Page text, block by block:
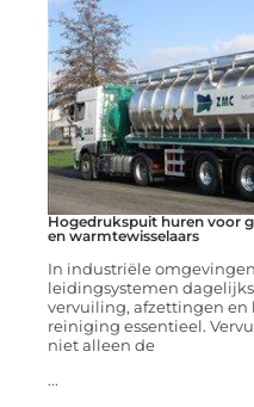
Hogedrukspuit huren voor
en warmtewisselaars
In industriële
leidingsystemen
vervuiling, afzettingen
reiniging essentieel.
niet alleen de
...